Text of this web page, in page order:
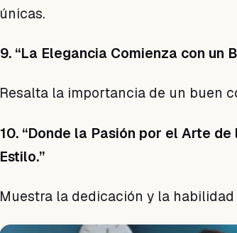
únicas.
9. “La Elegancia Comienza con un
Resalta la importancia de un buen
10. “Donde la Pasión por el Arte
Estilo.”
Muestra la dedicación y la